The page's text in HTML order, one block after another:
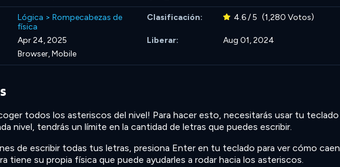
Lógica > Rompecabezas de
física
Clasificación: 4.6 / 5 (1,280 Votos)
Apr 24, 2025 Liberar:
Aug 01, 2024
Browser, Mobile
todos los asteriscos del nivel! Para hacer esto, necesitarás usar tu teclado
nivel, tendrás un límite en la cantidad de letras que puedes escribir.
de escribir todas tus letras, presiona Enter en tu teclado para ver cómo caen
tiene su propia física que puede ayudarles a rodar hacia los asteriscos.